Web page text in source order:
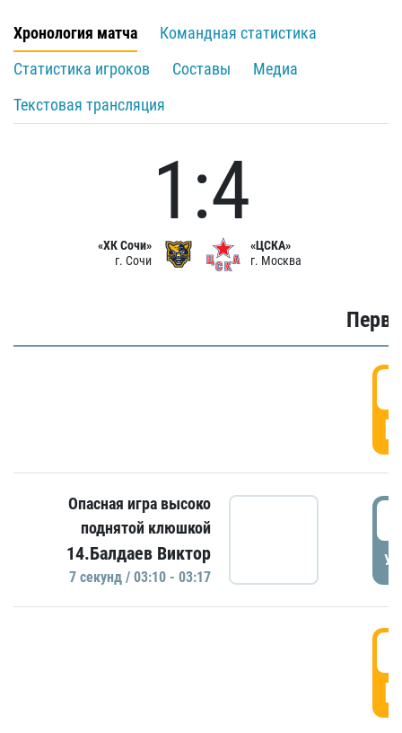
Хронология матча
Командная статистика
Статистика игроков
Составы
Медиа
Текстовая трансляция
«ХК Сочи»
г. Сочи
1:4
«ЦСКА»
г. Москва
Опасная игра высоко
поднятой клюшкой
14.Балдаев Виктор
7 секунд / 03:10 - 03:17